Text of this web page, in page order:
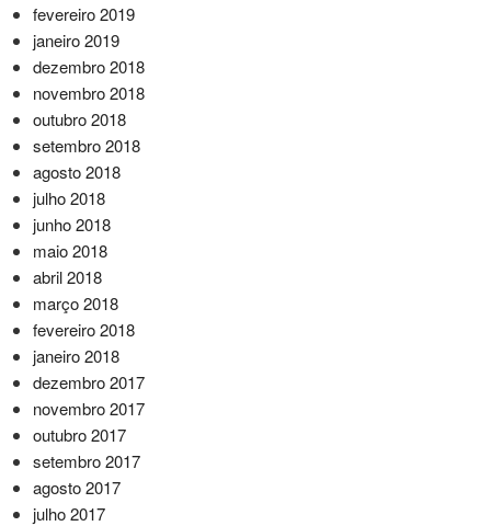
fevereiro 2019
janeiro 2019
dezembro 2018
novembro 2018
outubro 2018
setembro 2018
agosto 2018
julho 2018
junho 2018
maio 2018
abril 2018
março 2018
fevereiro 2018
janeiro 2018
dezembro 2017
novembro 2017
outubro 2017
setembro 2017
agosto 2017
julho 2017